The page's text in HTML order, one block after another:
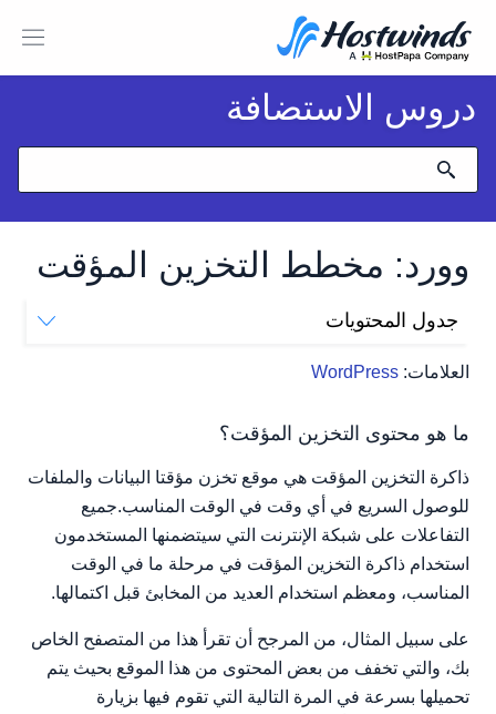
دروس الاستضافة
وورد: مخطط التخزين المؤقت
العلامات: WordPress
جدول المحتويات
كيف يمكنني تخزين المحتوى الخاص بي مؤقتًا؟
ما هو محتوى التخزين المؤقت؟
ذاكرة التخزين المؤقت هي موقع تخزن مؤقتا البيانات والملفات
للوصول السريع في أي وقت في الوقت المناسب.جميع
التفاعلات على شبكة الإنترنت التي سيتضمنها المستخدمون
استخدام ذاكرة التخزين المؤقت في مرحلة ما في الوقت
المناسب، ومعظم استخدام العديد من المخابئ قبل اكتمالها.
على سبيل المثال، من المرجح أن تقرأ هذا من المتصفح الخاص
بك، والتي تخفف من بعض المحتوى من هذا الموقع بحيث يتم
تحميلها بسرعة في المرة التالية التي تقوم فيها بزيارة